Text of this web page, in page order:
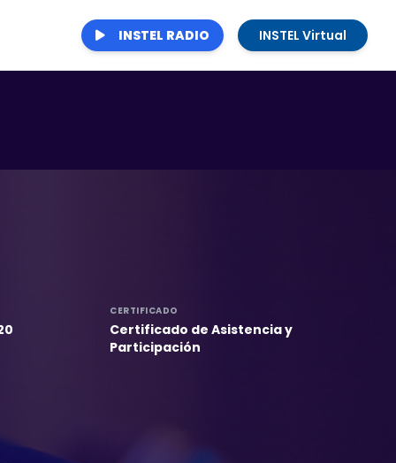
INSTEL RADIO INSTEL Virtual
CERTIFICADO
Certificado de Asistencia y
Participación